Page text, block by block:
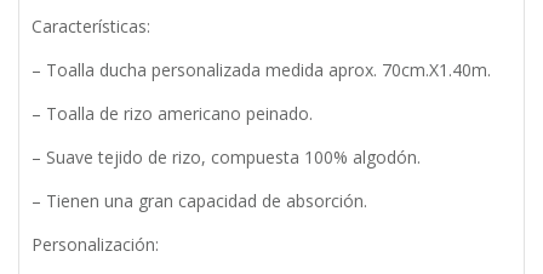
Características:
– Toalla ducha personalizada medida aprox. 70cm.X1.40m.
– Toalla de rizo americano peinado.
– Suave tejido de rizo, compuesta 100% algodón.
– Tienen una gran capacidad de absorción.
Personalización: